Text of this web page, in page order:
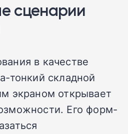
сценарии
в качестве
тонкий складной
экраном открывает
Его форм-